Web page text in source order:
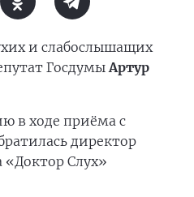
и слабослышащих
ГосдумыАртур
в ходе приёма с
директор
Слух»